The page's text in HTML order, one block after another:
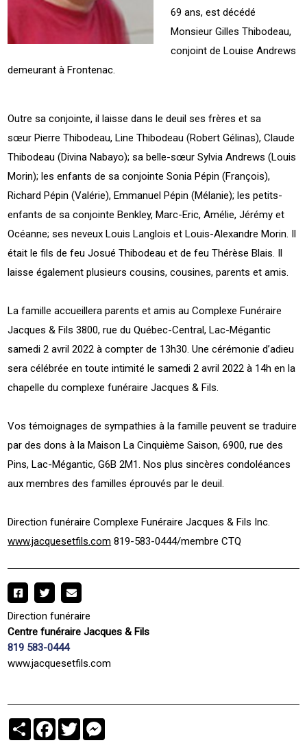
69 ans, est décédé
Monsieur Gilles Thibodeau,
conjoint de Louise Andrews
demeurant à Frontenac.
Outre sa conjointe, il laisse dans le deuil ses frères et sa
sœur Pierre Thibodeau, Line Thibodeau (Robert Gélinas), Claude
Thibodeau (Divina Nabayo); sa belle-sœur Sylvia Andrews (Louis
Morin); les enfants de sa conjointe Sonia Pépin (François),
Richard Pépin (Valérie), Emmanuel Pépin (Mélanie); les petits-
enfants de sa conjointe Benkley, Marc-Eric, Amélie, Jérémy et
Océanne; ses neveux Louis Langlois et Louis-Alexandre Morin. Il
était le fils de feu Josué Thibodeau et de feu Thérèse Blais. Il
laisse également plusieurs cousins, cousines, parents et amis.
La famille accueillera parents et amis au Complexe Funéraire
Jacques & Fils 3800, rue du Québec-Central, Lac-Mégantic
samedi 2 avril 2022 à compter de 13h30. Une cérémonie d’adieu
sera célébrée en toute intimité le samedi 2 avril 2022 à 14h en la
chapelle du complexe funéraire Jacques & Fils.
Vos témoignages de sympathies à la famille peuvent se traduire
par des dons à la Maison La Cinquième Saison, 6900, rue des
Pins, Lac-Mégantic, G6B 2M1. Nos plus sincères condoléances
aux membres des familles éprouvés par le deuil.
Direction funéraire Complexe Funéraire Jacques & Fils Inc.
www.jacquesetfils.com 819-583-0444/membre CTQ
Direction funéraire
Centre funéraire Jacques & Fils
819 583-0444
www.jacquesetfils.com
PartagerFacebook
Twitter